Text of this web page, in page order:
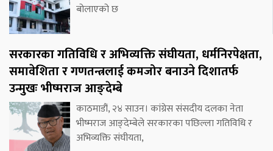
बोलाएको छ
सरकारका गतिविधि र अभिव्यक्ति संघीयता, धर्मनिरपेक्षता,
समावेशिता र गणतन्त्रलाई कमजोर बनाउने दिशातर्फ
उन्मुखः भीष्मराज आङ्देम्बे
काठमाडौं, २४ साउन। कांग्रेस संसदीय दलका नेता
भीष्मराज आङ्देम्बेले सरकारका पछिल्ला गतिविधि र
अभिव्यक्ति संघीयता,